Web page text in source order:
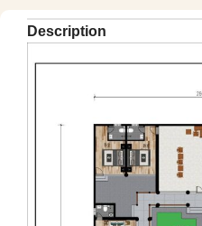
Description